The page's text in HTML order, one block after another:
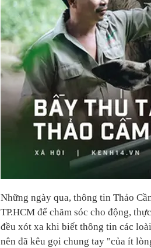
Những ngày qua, thông tin Thảo
TP.HCM để chăm sóc cho động,
đều xót xa khi biết thông tin các
nên đã kêu gọi chung tay "của ít